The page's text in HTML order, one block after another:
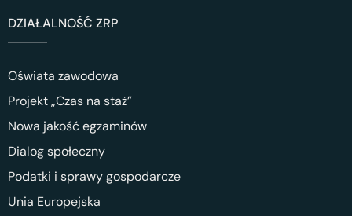
DZIAŁALNOŚĆ ZRP
Oświata zawodowa
Projekt „Czas na staż”
Nowa jakość egzaminów
Dialog społeczny
Podatki i sprawy gospodarcze
Unia Europejska